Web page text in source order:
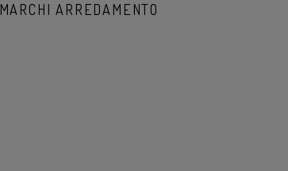
MARCHI ARREDAMENTO